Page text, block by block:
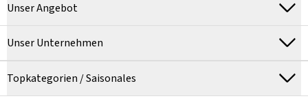
Unser Angebot
Unser Unternehmen
Topkategorien / Saisonales